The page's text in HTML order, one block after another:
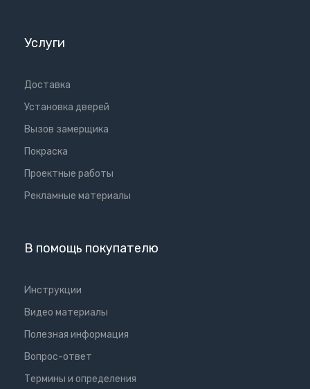
Услуги
Доставка
Установка дверей
Вызов замерщика
Покраска
Проектные работы
Рекламные материалы
В помощь покупателю
Инструкции
Видео материалы
Полезная информация
Вопрос-ответ
Термины и определения